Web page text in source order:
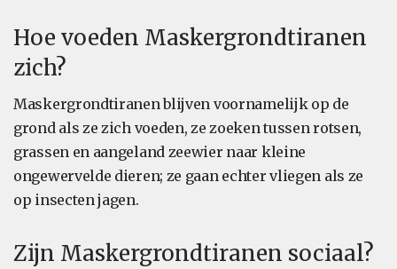
Hoe voeden Maskergrondtiranen
zich?
Maskergrondtiranen blijven voornamelijk op de
grond als ze zich voeden, ze zoeken tussen rotsen,
grassen en aangeland zeewier naar kleine
ongewervelde dieren; ze gaan echter vliegen als ze
op insecten jagen.
Zijn Maskergrondtiranen sociaal?